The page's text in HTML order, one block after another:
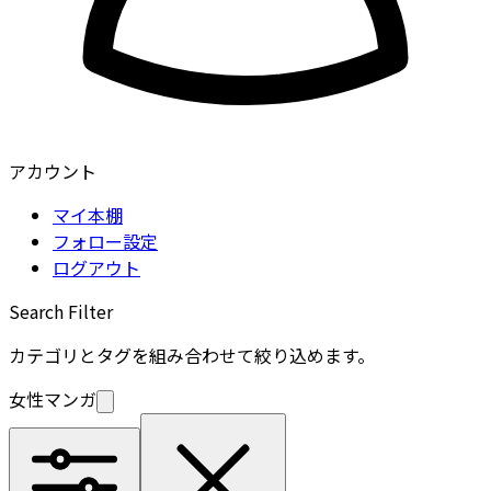
アカウント
マイ本棚
フォロー設定
ログアウト
Search Filter
カテゴリとタグを組み合わせて絞り込めます。
女性マンガ